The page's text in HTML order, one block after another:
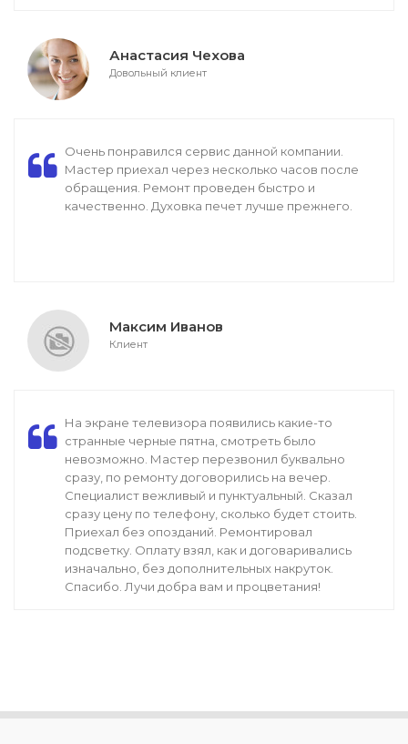
Анастасия Чехова
Довольный клиент
Очень понравился сервис данной компании.
Мастер приехал через несколько часов после
обращения. Ремонт проведен быстро и
качественно. Духовка печет лучше прежнего.
Максим Иванов
Клиент
На экране телевизора появились какие-то
странные черные пятна, смотреть было
невозможно. Мастер перезвонил буквально
сразу, по ремонту договорились на вечер.
Специалист вежливый и пунктуальный. Сказал
сразу цену по телефону, сколько будет стоить.
Приехал без опозданий. Ремонтировал
подсветку. Оплату взял, как и договаривались
изначально, без дополнительных накруток.
Спасибо. Лучи добра вам и процветания!